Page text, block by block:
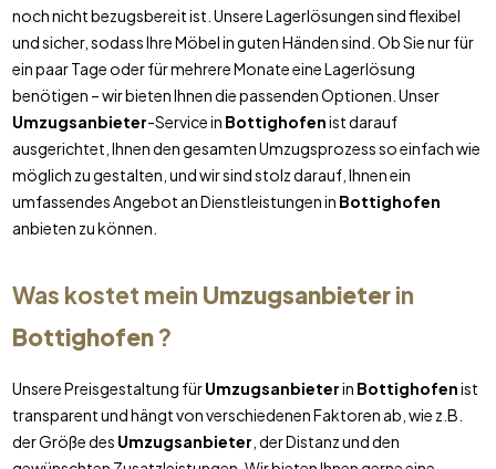
noch nicht bezugsbereit ist. Unsere Lagerlösungen sind flexibel
und sicher, sodass Ihre Möbel in guten Händen sind. Ob Sie nur für
ein paar Tage oder für mehrere Monate eine Lagerlösung
benötigen – wir bieten Ihnen die passenden Optionen. Unser
Umzugsanbieter-Service in Bottighofenist darauf
ausgerichtet, Ihnen den gesamten Umzugsprozess so einfach wie
möglich zu gestalten, und wir sind stolz darauf, Ihnen ein
umfassendes Angebot an Dienstleistungen in Bottighofen
anbieten zu können.
Was kostet mein Umzugsanbieterin
Bottighofen?
Unsere Preisgestaltung fürUmzugsanbieterin Bottighofenist
transparent und hängt von verschiedenen Faktoren ab, wie z.B.
der Größe des Umzugsanbieter , der Distanz und den